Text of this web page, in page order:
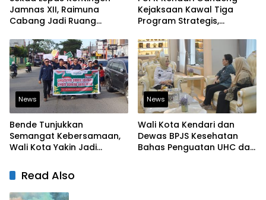
Jamnas XII, Raimuna
Cabang Jadi Ruang
dan Berjiwa Pemimpin
Kejaksaan Kawal Tiga
Program Strategis,
Bangun Infrastruktur
Berintegritas
News
Bende Tunjukkan
Semangat Kebersamaan,
Wali Kota Yakin Jadi
Lain
News
Wali Kota Kendari dan
Dewas BPJS Kesehatan
Bahas Penguatan UHC dan
Read Also